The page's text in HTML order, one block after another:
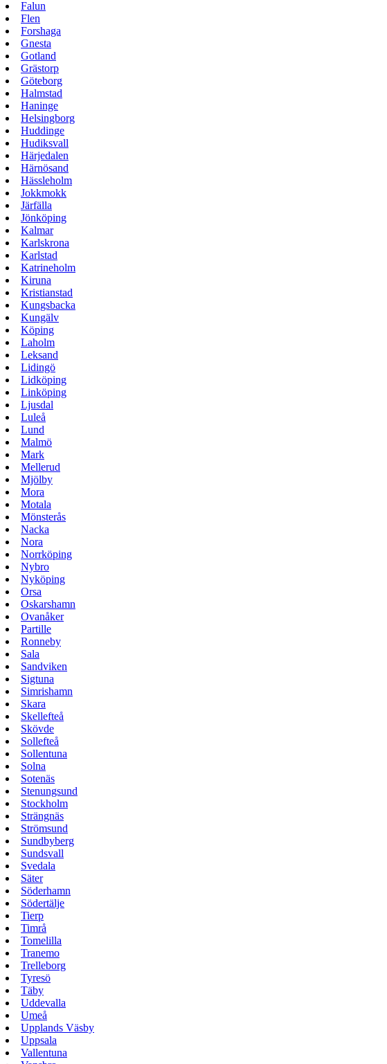
Falun
Flen
Forshaga
Gnesta
Gotland
Grästorp
Göteborg
Halmstad
Haninge
Helsingborg
Huddinge
Hudiksvall
Härjedalen
Härnösand
Hässleholm
Jokkmokk
Järfälla
Jönköping
Kalmar
Karlskrona
Karlstad
Katrineholm
Kiruna
Kristianstad
Kungsbacka
Kungälv
Köping
Laholm
Leksand
Lidingö
Lidköping
Linköping
Ljusdal
Luleå
Lund
Malmö
Mark
Mellerud
Mjölby
Mora
Motala
Mönsterås
Nacka
Nora
Norrköping
Nybro
Nyköping
Orsa
Oskarshamn
Ovanåker
Partille
Ronneby
Sala
Sandviken
Sigtuna
Simrishamn
Skara
Skellefteå
Skövde
Sollefteå
Sollentuna
Solna
Sotenäs
Stenungsund
Stockholm
Strängnäs
Strömsund
Sundbyberg
Sundsvall
Svedala
Säter
Söderhamn
Södertälje
Tierp
Timrå
Tomelilla
Tranemo
Trelleborg
Tyresö
Täby
Uddevalla
Umeå
Upplands Väsby
Uppsala
Vallentuna